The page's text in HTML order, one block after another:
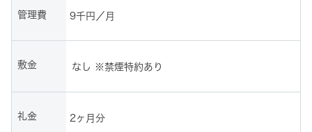
管理費 9千円／月
敷金 なし ※禁煙特約あり
礼金 2ヶ月分